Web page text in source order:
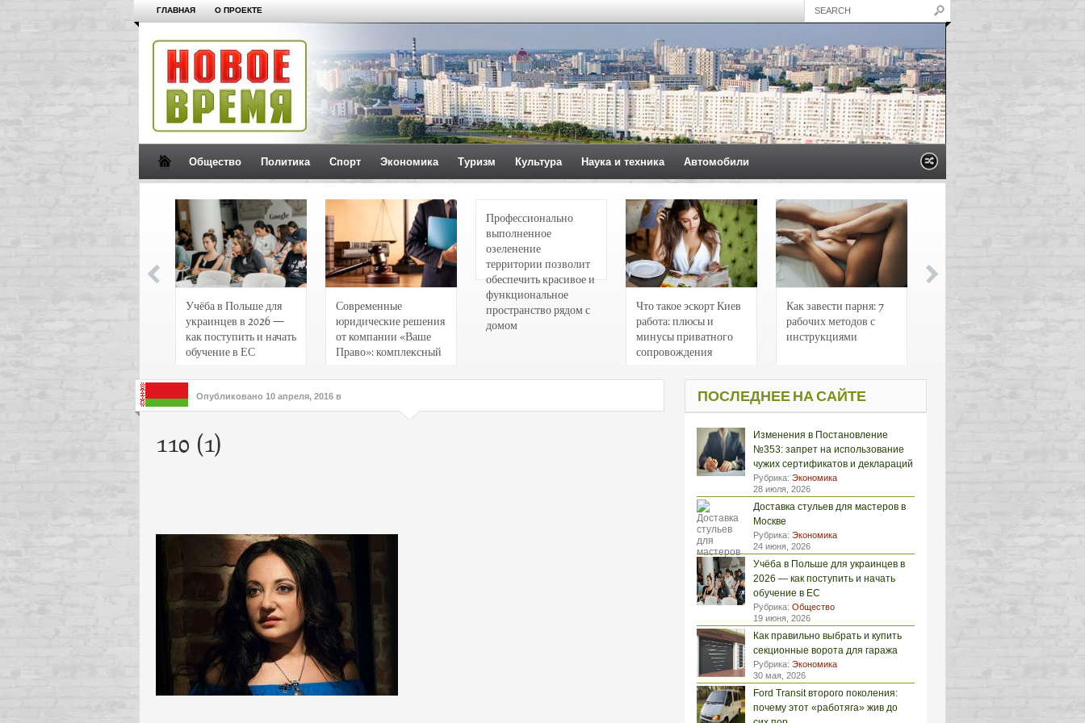
ГЛАВНАЯ О ПРОЕКТЕ
Общество Политика Спорт Экономика Туризм Культура Наука и техника Автомобили
Учёба в Польше для
украинцев в 2026 —
как поступить и начать
обучение в ЕС
Современные
юридические решения
от компании «Ваше
Право»: комплексный
интересов клиентов
Профессионально
выполненное
озеленение
территории позволит
обеспечить красивое и
функциональное
пространство рядом с
домом
Что такое эскорт Киев
работа: плюсы и
минусы приватного
сопровождения
Как завести парня: 7
рабочих методов с
инструкциями
Опубликовано 10 апреля, 2016 в
110 (1)
ПОСЛЕДНЕЕ НА САЙТЕ
Изменения в Постановление
№353: запрет на использование
чужих сертификатов и деклараций
Рубрика: Экономика
28 июля, 2026
Доставка стульев для мастеров в
Москве
Рубрика: Экономика
24 июня, 2026
Учёба в Польше для украинцев в
2026 — как поступить и начать
обучение в ЕС
Рубрика: Общество
19 июня, 2026
Как правильно выбрать и купить
секционные ворота для гаража
Рубрика: Экономика
30 мая, 2026
Ford Transit второго поколения:
почему этот «работяга» жив до